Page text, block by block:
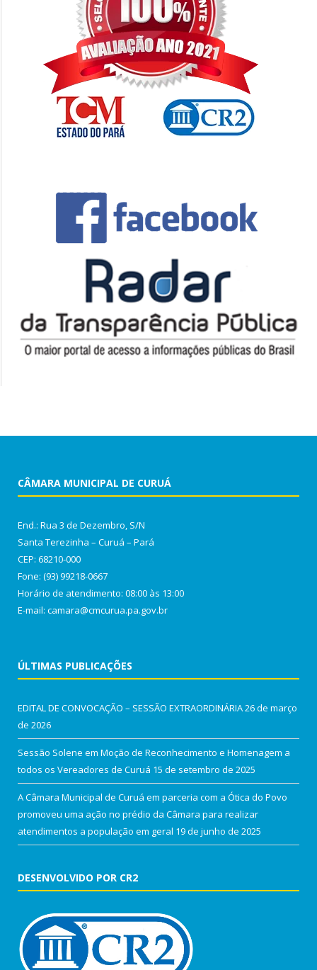
CÂMARA MUNICIPAL DE CURUÁ
End.: Rua 3 de Dezembro, S/N
Santa Terezinha – Curuá – Pará
CEP: 68210-000
Fone: (93) 99218-0667
Horário de atendimento: 08:00 às 13:00
E-mail: camara@cmcurua.pa.gov.br
ÚLTIMAS PUBLICAÇÕES
EDITAL DE CONVOCAÇÃO – SESSÃO EXTRAORDINÁRIA26 de março
de 2026
Sessão Solene em Moção de Reconhecimento e Homenagem a
todos os Vereadores de Curuá 15 de setembro de 2025
A Câmara Municipal de Curuá em parceria com a Ótica do Povo
promoveu uma ação no prédio da Câmara para realizar
atendimentos a população em geral 19 de junho de 2025
DESENVOLVIDO POR CR2